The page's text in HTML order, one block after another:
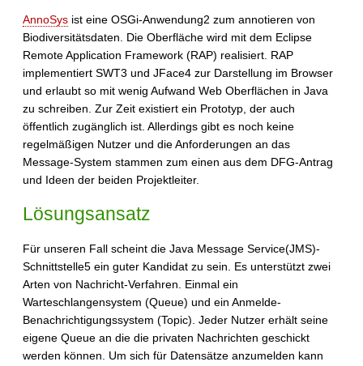
AnnoSys ist eine OSGi-Anwendung2 zum annotieren von
Biodiversitätsdaten. Die Oberfläche wird mit dem Eclipse
Remote Application Framework (RAP) realisiert. RAP
implementiert SWT3 und JFace4 zur Darstellung im Browser
und erlaubt so mit wenig Aufwand Web Oberflächen in Java
zu schreiben. Zur Zeit existiert ein Prototyp, der auch
öffentlich zugänglich ist. Allerdings gibt es noch keine
regelmäßigen Nutzer und die Anforderungen an das
Message-System stammen zum einen aus dem DFG-Antrag
und Ideen der beiden Projektleiter.
Lösungsansatz
Für unseren Fall scheint die Java Message Service(JMS)-
Schnittstelle5 ein guter Kandidat zu sein. Es unterstützt zwei
Arten von Nachricht-Verfahren. Einmal ein
Warteschlangensystem (Queue) und ein Anmelde-
Benachrichtigungssystem (Topic). Jeder Nutzer erhält seine
eigene Queue an die die privaten Nachrichten geschickt
werden können. Um sich für Datensätze anzumelden kann